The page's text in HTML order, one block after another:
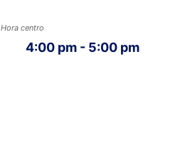
Hora centro
4:00 pm - 5:00 pm